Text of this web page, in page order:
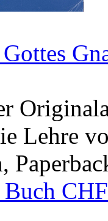
Lehre
Buch